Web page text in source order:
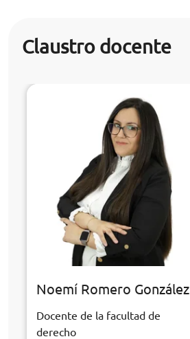
Claustro docente
Noemí Romero González
Docente de la facultad de
derecho